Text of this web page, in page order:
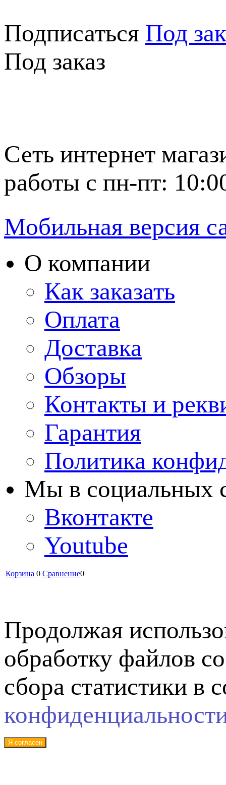
Подписаться Под
Под заказ
Сеть интернет
работы с пн-пт:
Мобильная версия
О компании
Как заказать
Оплата
Доставка
Обзоры
Контакты и
Гарантия
Политика
Мы в cоциальных
Вконтакте
Youtube
Корзина 0 Сравнение0
Продолжая
обработку файлов
сбора статистики в
Я согласен